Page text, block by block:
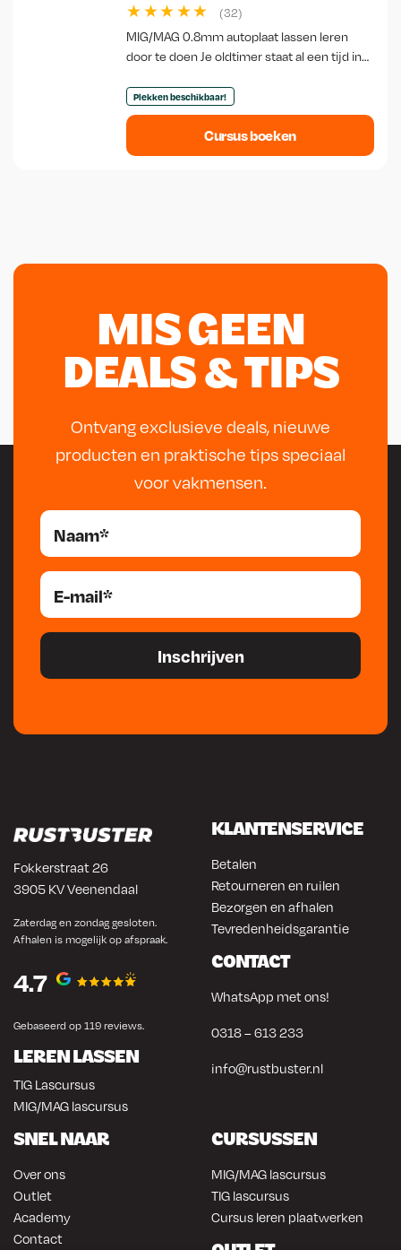
(32)
MIG/MAG 0.8mm autoplaat lassen leren
door te doen Je oldtimer staat al een tijd in
zelfs al jaren. Je wilt…
Plekken beschikbaar!
Cursus boeken
MIS GEEN
DEALS & TIPS
Ontvang exclusieve deals, nieuwe
producten en praktische tips speciaal
voor vakmensen.
Fokkerstraat 26
3905 KV Veenendaal
Zaterdag en zondag gesloten.
Afhalen is mogelijk op afspraak.
4.7
Gebaseerd op 119 reviews.
LEREN LASSEN
TIG Lascursus
MIG/MAG lascursus
KLANTENSERVICE
Betalen
Retourneren en ruilen
Bezorgen en afhalen
Tevredenheidsgarantie
CONTACT
WhatsApp met ons!
0318 – 613 233
info@rustbuster.nl
SNEL NAAR
Over ons
Outlet
Academy
Contact
CURSUSSEN
MIG/MAG lascursus
TIG lascursus
Cursus leren plaatwerken